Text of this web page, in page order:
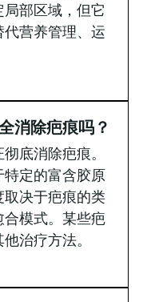
部区域，但它
营养管理、运
消除疤痕吗？
底消除疤痕。
定的富含胶原
决于疤痕的类
模式。某些疤
治疗方法。